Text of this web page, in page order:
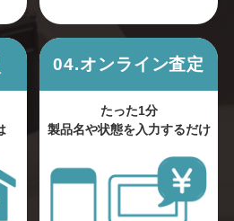
04.オンライン査定
たった1分
製品名や状態を入力するだけ